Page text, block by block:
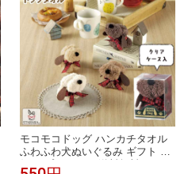
モコモコドッグ ハンカチタオル
ふわふわ犬ぬいぐるみ ギフト 犬
好き プレゼント 送料無料